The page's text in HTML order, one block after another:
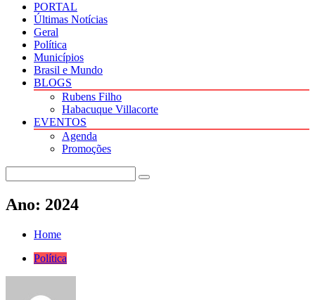
PORTAL
Últimas Notícias
Geral
Política
Municípios
Brasil e Mundo
BLOGS
Rubens Filho
Habacuque Villacorte
EVENTOS
Agenda
Promoções
Ano: 2024
Home
Política